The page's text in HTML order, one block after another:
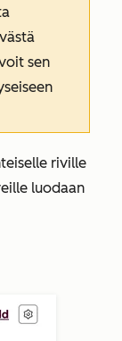
sen
riville
luodaan